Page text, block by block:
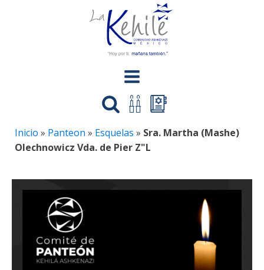
Inicio » Panteon » Esquelas » Sra. Martha (Mashe)
Olechnowicz Vda. de Pier Z"L